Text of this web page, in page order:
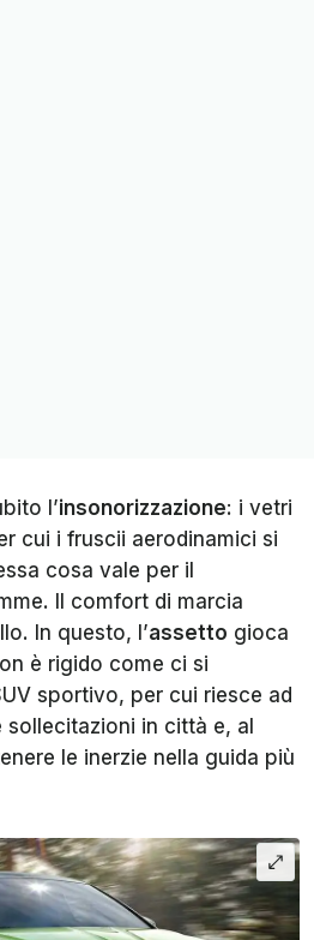
l’insonorizzazione: i vetri
cui i fruscii aerodinamici si
cosa vale per il
Il comfort di marcia
In questo, l’assetto gioca
è rigido come ci si
sportivo, per cui riesce ad
sollecitazioni in città e, al
le inerzie nella guida più